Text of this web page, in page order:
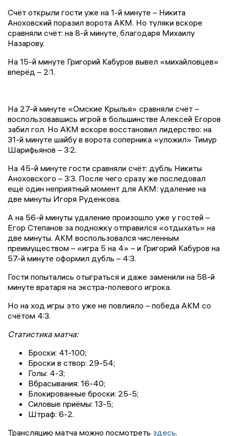
Счёт открыли гости уже на 1-й минуте – Никита
Аноховский поразил ворота АКМ. Но туляки вскоре
сравняли счёт: на 8-й минуте, благодаря Михаилу
Назарову.
На 15-й минуте Григорий Кабуров вывел «михайловцев»
вперёд – 2:1.
На 27-й минуте «Омские Крылья» сравняли счёт –
воспользовавшись игрой в большинстве Алексей Егоров
забил гол. Но АКМ вскоре восстановил лидерство: на
31-й минуте шайбу в ворота соперника «уложил» Тимур
Шарифьянов – 3:2.
На 45-й минуте гости сравняли счёт: дубль Никиты
Аноховского – 3:3. После чего сразу же последовал
ещё один неприятный момент для АКМ: удаление на
две минуты Игоря Руденкова.
А на 56-й минуты удаление произошло уже у гостей –
Егор Степанов за подножку отправился «отдыхать» на
две минуты. АКМ воспользовался численным
преимуществом – «игра 5 на 4» – и Григорий Кабуров на
57-й минуте оформил дубль – 4:3.
Гости попытались отыграться и даже заменили на 58-й
минуте вратаря на экстра-полевого игрока.
Но на ход игры это уже не повлияло – победа АКМ со
счётом 4:3.
Статистика матча:
Броски: 41-100;
Броски в створ: 29-54;
Голы: 4-3;
Вбрасывания: 16-40;
Блокированные броски: 25-5;
Силовые приёмы: 13-5;
Штраф: 6-2.
Трансляцию матча можно посмотреть здесь.